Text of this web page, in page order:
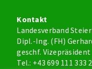
Kontakt
Landesverband
Dipl.-Ing. (FH)
geschf. Vizepräsident
Tel.: +43 699 111 333